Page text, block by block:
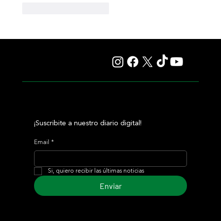
¡Suscribite a nuestro diario digital!
Email *
Si, quiero recibir las últimas noticias
Enviar